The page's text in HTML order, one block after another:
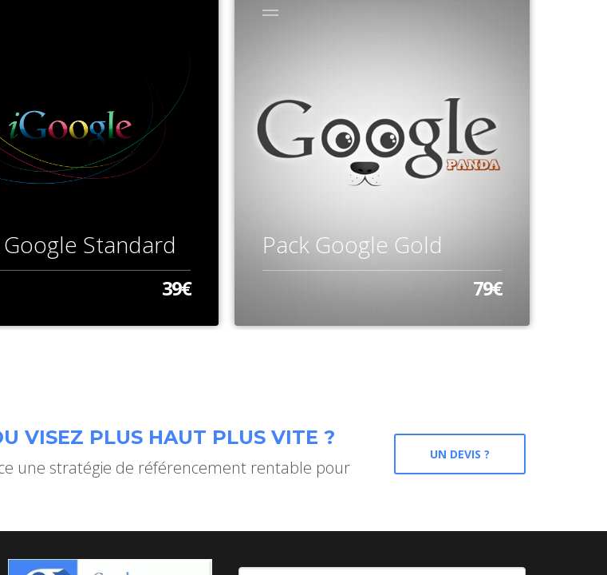
Google Standard
39€
Pack Google Gold
79€
VISEZ PLUS HAUT PLUS VITE ?
une stratégie de référencement rentable pour
UN DEVIS ?